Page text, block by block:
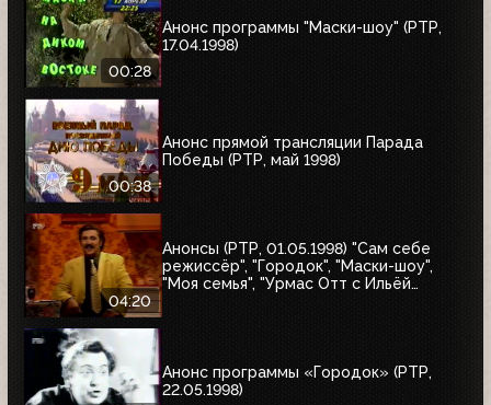
00:28
Анонс программы "Маски-шоу" (РТР,
17.04.1998)
00:38
Анонс прямой трансляции Парада
Победы (РТР, май 1998)
04:20
Анонсы (РТР, 01.05.1998) "Сам себе
режиссёр", "Городок", "Маски-шоу",
"Моя семья", "Урмас Отт с Ильёй
Анонс программы «Городок» (РТР,
22.05.1998)